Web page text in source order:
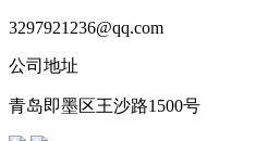
3297921236@qq.com
公司地址
青岛即墨区王沙路1500号